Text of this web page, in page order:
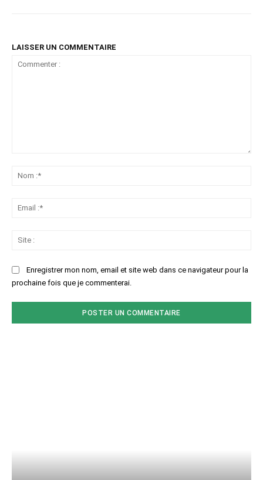
LAISSER UN COMMENTAIRE
Enregistrer mon nom, email et site web dans ce navigateur pour la
prochaine fois que je commenterai.